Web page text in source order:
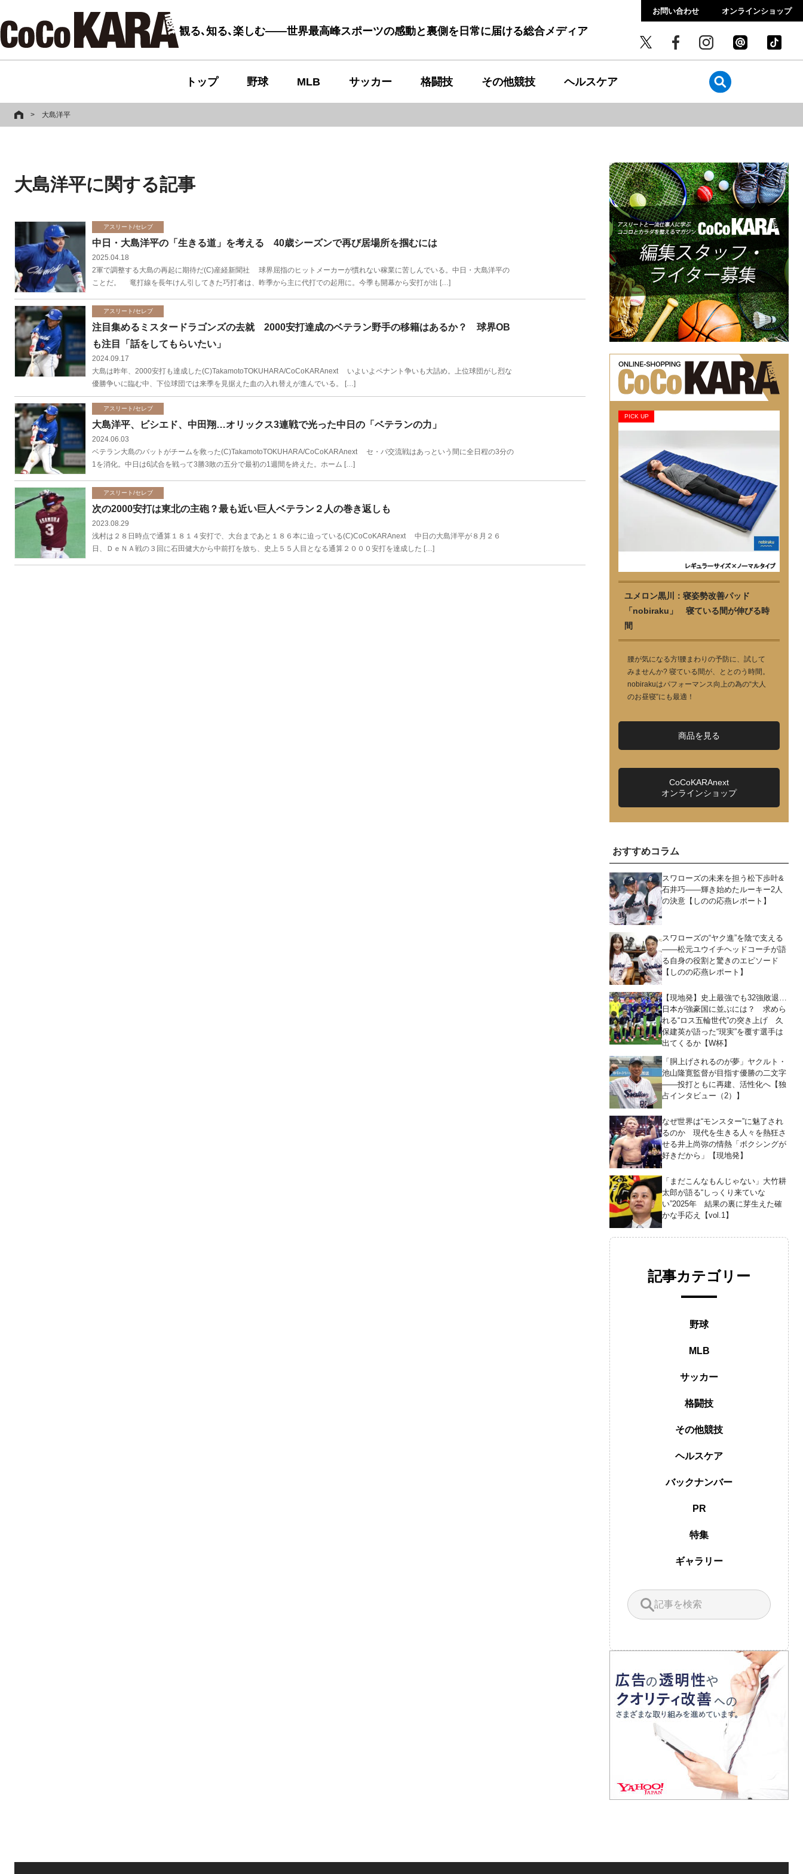
観る､知る､楽しむ――世界最高峰スポーツの感動と裏側を日常に届ける総合メディア
お問い合わせ オンラインショップ
トップ 野球 MLB サッカー 格闘技 その他競技 ヘルスケア
> 大島洋平
大島洋平に関する記事
アスリート/セレブ
中日・大島洋平の「生きる道」を考える 40歳シーズンで再び居場所を掴むには
2025.04.18
2軍で調整する大島の再起に期待だ(C)産経新聞社 球界屈指のヒットメーカーが慣れない稼業に苦しんでいる。中日・大島洋平の
ことだ。 竜打線を長年けん引してきた巧打者は、昨季から主に代打での起用に。今季も開幕から安打が出 […]
アスリート/セレブ
注目集めるミスタードラゴンズの去就 2000安打達成のベテラン野手の移籍はあるか？ 球界OB
も注目「話をしてもらいたい」
2024.09.17
大島は昨年、2000安打も達成した(C)TakamotoTOKUHARA/CoCoKARAnext いよいよペナント争いも大詰め。上位球団がし烈な
優勝争いに臨む中、下位球団では来季を見据えた血の入れ替えが進んでいる。 […]
アスリート/セレブ
大島洋平、ビシエド、中田翔…オリックス3連戦で光った中日の「ベテランの力」
2024.06.03
ベテラン大島のバットがチームを救った(C)TakamotoTOKUHARA/CoCoKARAnext セ・パ交流戦はあっという間に全日程の3分の
1を消化。中日は6試合を戦って3勝3敗の五分で最初の1週間を終えた。ホーム […]
アスリート/セレブ
次の2000安打は東北の主砲？最も近い巨人ベテラン２人の巻き返しも
2023.08.29
浅村は２８日時点で通算１８１４安打で、大台まであと１８６本に迫っている(C)CoCoKARAnext 中日の大島洋平が８月２６
日、ＤｅＮＡ戦の３回に石田健大から中前打を放ち、史上５５人目となる通算２０００安打を達成した […]
PICK UP
ユメロン黒川：寝姿勢改善パッド
「nobiraku」 寝ている間が伸びる時
間
腰が気になる方!腰まわりの予防に、試して
みませんか? 寝ている間が、ととのう時間。
nobirakuはパフォーマンス向上の為の“大人
のお昼寝”にも最適！
商品を見る
CoCoKARAnext
オンラインショップ
おすすめコラム
スワローズの未来を担う松下歩叶&
石井巧――輝き始めたルーキー2人
の決意【しのの応燕レポート】
スワローズの“ヤク進”を陰で支える
――松元ユウイチヘッドコーチが語
る自身の役割と驚きのエピソード
【しのの応燕レポート】
【現地発】史上最強でも32強敗退…
日本が強豪国に並ぶには？ 求めら
れる“ロス五輪世代”の突き上げ 久
保建英が語った“現実”を覆す選手は
出てくるか【W杯】
「胴上げされるのが夢」ヤクルト・
池山隆寛監督が目指す優勝の二文字
――投打ともに再建、活性化へ【独
占インタビュー（2）】
なぜ世界は“モンスター”に魅了され
るのか 現代を生きる人々を熱狂さ
せる井上尚弥の情熱「ボクシングが
好きだから」【現地発】
「まだこんなもんじゃない」大竹耕
太郎が語る“しっくり来ていな
い”2025年 結果の裏に芽生えた確
かな手応え【vol.1】
記事カテゴリー
野球
MLB
サッカー
格闘技
その他競技
ヘルスケア
バックナンバー
PR
特集
ギャラリー